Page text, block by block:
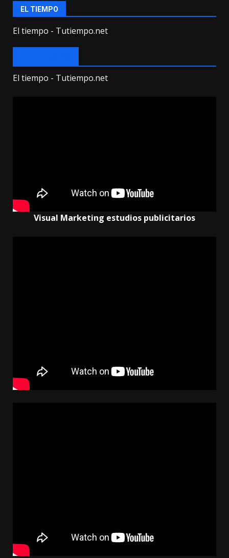
EL TIEMPO
El tiempo - Tutiempo.net
El tiempo - Tutiempo.net
Visual Marketing estudios publicitarios